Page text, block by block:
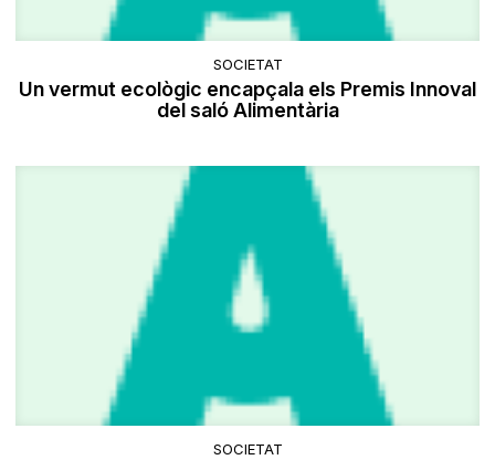
SOCIETAT
Un vermut ecològic encapçala els Premis Innoval
del saló Alimentària
SOCIETAT